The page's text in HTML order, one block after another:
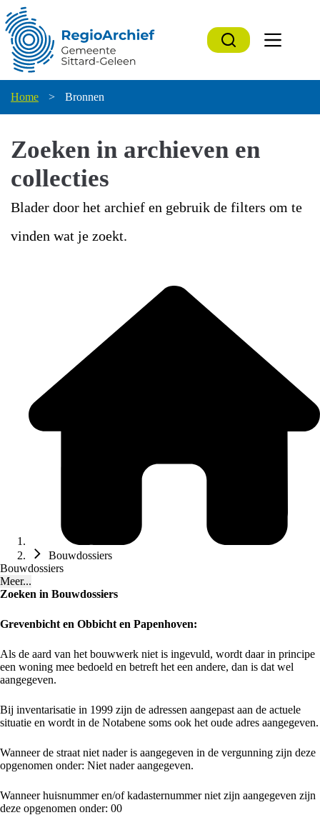
naar
de
inhoud
Home > Bronnen
Zoeken in archieven en
collecties
Blader door het archief en gebruik de filters om te
vinden wat je zoekt.
Bouwdossiers
Bouwdossiers
Meer...
Zoeken in Bouwdossiers
Grevenbicht en Obbicht en Papenhoven:
Als de aard van het bouwwerk niet is ingevuld, wordt daar in principe
een woning mee bedoeld en betreft het een andere, dan is dat wel
aangegeven.
Bij inventarisatie in 1999 zijn de adressen aangepast aan de actuele
situatie en wordt in de Notabene soms ook het oude adres aangegeven.
Wanneer de straat niet nader is aangegeven in de vergunning zijn deze
opgenomen onder: Niet nader aangegeven.
Wanneer huisnummer en/of kadasternummer niet zijn aangegeven zijn
deze opgenomen onder: 00